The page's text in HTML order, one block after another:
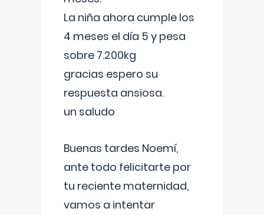
La niña ahora cumple los
4 meses el día 5 y pesa
sobre 7.200kg
gracias espero su
respuesta ansiosa.
un saludo
Buenas tardes Noemí,
ante todo felicitarte por
tu reciente maternidad,
vamos a intentar